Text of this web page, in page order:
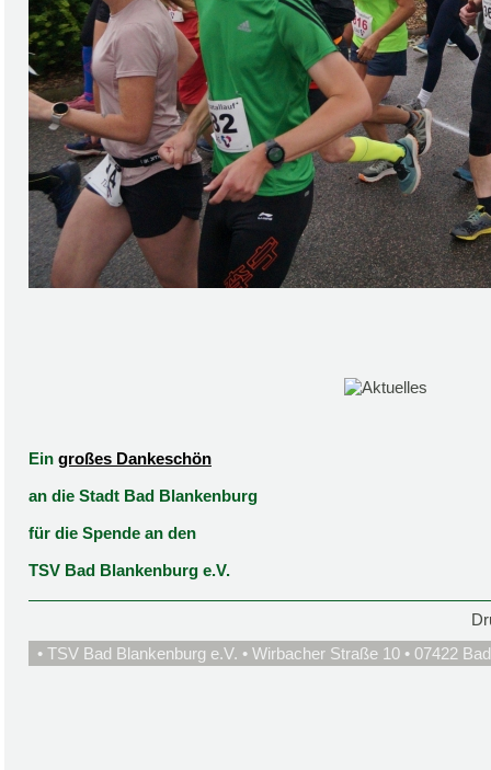
Ein großes Dankeschön
an die Stadt Bad Blankenburg
für die Spende an den
TSV Bad Blankenburg e.V.
• TSV Bad Blankenburg e.V. • Wirbacher Straße 10 • 07422